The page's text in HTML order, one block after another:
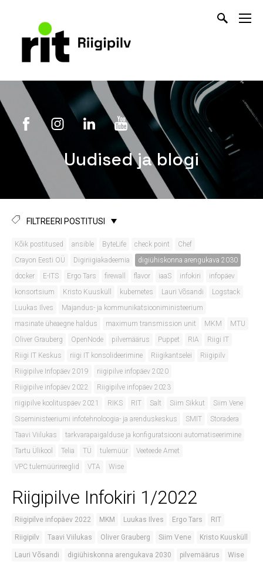
Uudised ja blogi
FILTREERI POSTITUSI
Kõik postitused ansible ByteLife check point
Chef
Crayon Eesti OÜ
Digiriigiakadeemia
digiühiskonna arengukava 2030
docker
E-ITS Ergo Tars firewall flavor iaaS infokiri
infopäev
konsortsium
Kristo Kuusküll kubernetes Lauri Võsandi
Logstack
Luukas Ilves
Majandus- ja kommunikatsiooniministeerium
masinate üheaegne haldus
maximum transmission unit MKM
MTU
Oliver Grauberg
OpenNode pilvemäärus Puppet RIA
Riigi IT
Riigi IT Keskus
riigi IT konsolideerimine Riigikantselei
Riigipilv
Riigipilve Infopäev 2019
riigipilve infopäev 2020
Riigipilve infopäev 2022
Riigipilve infopäev 2023
riigipilve koolituspäev 2021
RIKS RIT Salt Siim Sikkut
Siim Vene
Siseministeeriumi infotehnoloogia- ja arenduskeskus
SMIT
Storadera
Taavi Viilukas
tarkvarapaigalduse ja konfiguratsiooni automatiseerimine
Tartu Ülikool
Telia TÜ tulemüür
Veeteede Amet
VPC tulemüürireeglid
VTA Wise
Riigipilve Infokiri 1/2022
Riigipilve infopäev 2022 MKM Luukas Ilves Ergo Tars RIT
Riigipilv Taavi Viilukas Oliver Grauberg Siim Vene Kristo Kuusküll
Lauri Võsandi digiühiskonna arengukava 2030 pilvemäärus Wise